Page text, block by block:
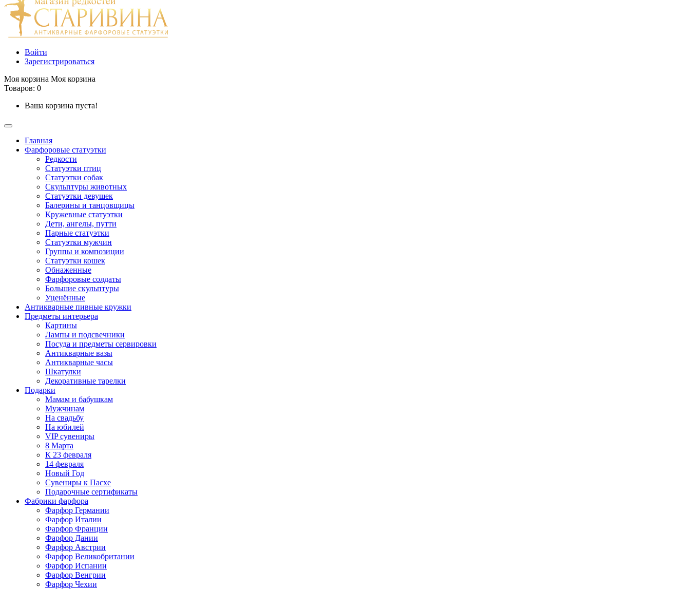
Войти
Зарегистрироваться
Моя корзина Моя корзина
Товаров: 0
Ваша корзина пуста!
Главная
Фарфоровые статуэтки
Редкости
Cтатуэтки птиц
Cтатуэтки собак
Скульптуры животных
Статуэтки девушек
Балерины и танцовщицы
Кружевные статуэтки
Дети, ангелы, путти
Парные статуэтки
Статуэтки мужчин
Группы и композиции
Статуэтки кошек
Обнаженные
Фарфоровые солдаты
Большие скульптуры
Уценённые
Антикварные пивные кружки
Предметы интерьера
Картины
Лампы и подсвечники
Посуда и предметы сервировки
Антикварные вазы
Антикварные часы
Шкатулки
Декоративные тарелки
Подарки
Мамам и бабушкам
Мужчинам
На свадьбу
На юбилей
VIP сувениры
8 Марта
К 23 февраля
14 февраля
Новый Год
Сувениры к Пасхе
Подарочные сертификаты
Фабрики фарфора
Фарфор Германии
Фарфор Италии
Фарфор Франции
Фарфор Дании
Фарфор Австрии
Фарфор Великобритании
Фарфор Испании
Фарфор Венгрии
Фарфор Чехии